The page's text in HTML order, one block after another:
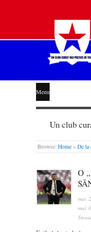
LIBERĂ
Menu
Un club
Browse: Home » De
O
mai
mai